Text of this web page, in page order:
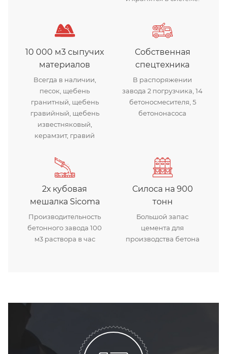
10 000 м3 сыпучих
материалов
Всегда в наличии,
песок, щебень
гранитный, щебень
гравийный, щебень
известняковый,
керамзит, гравий
Собственная
спецтехника
В распоряжении
завода 2 погрузчика, 14
бетоносмесителя, 5
бетононасоса
2х кубовая
мешалка Sicoma
Производительность
бетонного завода 100
м3 раствора в час
Силоса на 900
тонн
Большой запас
цемента для
производства бетона